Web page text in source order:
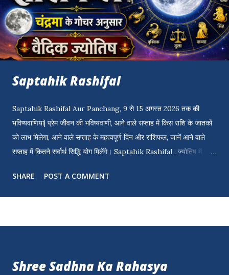
Saptahik Rashifal
Saptahik Rashifal Aur Panchang, 9 से 15 अगस्त 2026 तक की
भविष्यवाणियां| प्रेम जीवन की भविष्यवाणी, आने वाले सप्ताह में किस राशि के जातकों
को लाभ मिलेगा, आने वाले सप्ताह के महत्वपूर्ण दिन और राशिफल, जानें आने वाले
सप्ताह में कितने सर्वार्थ सिद्धि योग मिलेंगे। Saptahik Rashifal : ज्योतिष में
चंद्रमा हमारी भावनाओं, सहज प्रवृत्तियों और दैनिक मनोदशाओं को नियंत्रित करता
प्रदान कर सकते हैं। ये भविष्यवाणियाँ व्यक्तियों को अपनी गतिविधियों को ब्रह्मांडीय
SHARE POST A COMMENT
Shree Sadhna Ka Rahasya